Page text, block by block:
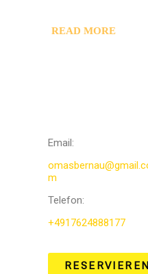
READ MORE
Email:
m
Telefon:
+4917624888177
RESERVIEREN